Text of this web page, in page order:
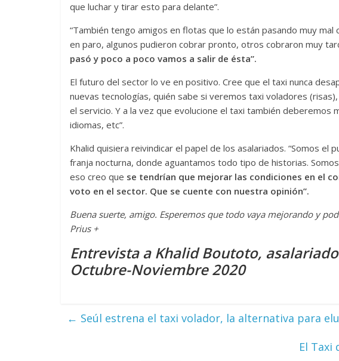
que luchar y tirar esto para delante”.
“También tengo amigos en flotas que lo están pasando muy mal
en paro, algunos pudieron cobrar pronto, otros cobraron muy
pasó y poco a poco vamos a salir de ésta”.
El futuro del sector lo ve en positivo. Cree que el taxi nunca
nuevas tecnologías, quién sabe si veremos taxi voladores
el servicio. Y a la vez que evolucione el taxi también deberemos
idiomas, etc”.
Khalid quisiera reivindicar el papel de los asalariados. “Somos el
franja nocturna, donde aguantamos todo tipo de historias.
eso creo que se tendrían que mejorar las condiciones en el
voto en el sector. Que se cuente con nuestra opinión”.
Buena suerte, amigo. Esperemos que todo vaya mejorando y
Prius +
Entrevista a Khalid Boutoto, asalariado
Octubre-Noviembre 2020
← Seúl estrena el taxi volador, la alternativa para
El Taxi